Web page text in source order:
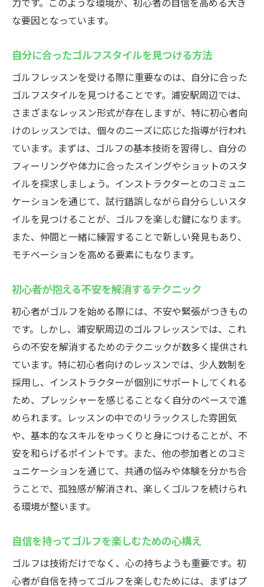
な要因となっています。
自分に合ったゴルフスタイルを見つける方法
ゴルフレッスンを受ける際に重要なのは、自分に合った
ゴルフスタイルを見つけることです。浦安駅周辺では、
さまざまなレッスン形式が存在しますが、特に初心者向
けのレッスンでは、個々のニーズに応じた指導が行われ
ています。まずは、ゴルフの基本技術を習得し、自分の
フィーリングや体力に合ったスイングやショットのスタ
イルを探求しましょう。インストラクターとのコミュニ
ケーションを通じて、試行錯誤しながら自分らしいスタ
イルを見つけることが、ゴルフを楽しむ鍵になります。
また、仲間と一緒に練習することで新しい発見もあり、
モチベーションを高める要素にもなります。
初心者が抱える不安を解消するテクニック
初心者がゴルフを始める際には、不安や緊張がつきもの
です。しかし、浦安駅周辺のゴルフレッスンでは、これ
らの不安を解消するためのテクニックが数多く提供され
ています。特に初心者向けのレッスンでは、少人数制を
採用し、インストラクターが個別にサポートしてくれる
ため、プレッシャーを感じることなく自分のペースで進
められます。レッスンの中でのリラックスした雰囲気
や、基本的なスキルをゆっくりと身につけることが、不
安を和らげるポイントです。また、他の参加者とのコミ
ュニケーションを通じて、共通の悩みや体験を分かち合
うことで、孤独感が解消され、楽しくゴルフを続けられ
る環境が整います。
自信を持ってゴルフを楽しむための心構え
ゴルフは技術だけでなく、心の持ちようも重要です。初
心者が自信を持ってゴルフを楽しむためには、まずはプ